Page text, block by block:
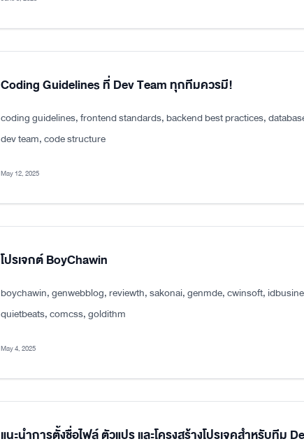
Coding Guidelines ที่ Dev Team ทุกทีมควรมี!
coding guidelines, frontend standards, backend best practices,
dev team, code structure
May 12, 2025
โปรเจกต์ BoyChawin
boychawin, genwebblog, reviewth, sakonai, genmde, cwinsoft,
quietbeats, comcss, goldithm
May 4, 2025
แนะนำการตั้งชื่อไฟล์ ตัวแปร และโครงสร้างโปรเจคสำหรับทีม